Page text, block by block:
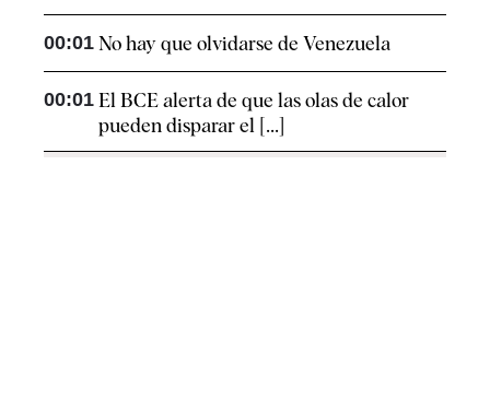
00:01 No hay que olvidarse de Venezuela
00:01 El BCE alerta de que las olas de calor
pueden disparar el [...]